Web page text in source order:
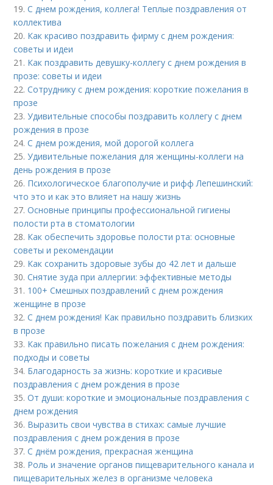
19.С днем рождения, коллега! Теплые поздравления от
коллектива
20. Как красиво поздравить фирму с днем рождения:
советы и идеи
21. Как поздравить девушку-коллегу с днем рождения в
прозе: советы и идеи
22.Сотруднику с днем рождения: короткие пожелания в
прозе
23.Удивительные способы поздравить коллегу с днем
рождения в прозе
24.С днем рождения, мой дорогой коллега
25.Удивительные пожелания для женщины-коллеги на
день рождения в прозе
26. Психологическое благополучие и рифф Лепешинский:
что это и как это влияет на нашу жизнь
27.Основные принципы профессиональной гигиены
полости рта в стоматологии
28. Как обеспечить здоровье полости рта: основные
советы и рекомендации
29. Как сохранить здоровые зубы до 42 лет и дальше
30.Снятие зуда при аллергии: эффективные методы
31. 100+ Смешных поздравлений с днем рождения
женщине в прозе
32.С днем рождения! Как правильно поздравить близких
в прозе
33. Как правильно писать пожелания с днем рождения:
подходы и советы
34. Благодарность за жизнь: короткие и красивые
поздравления с днем рождения в прозе
35.От души: короткие и эмоциональные поздравления с
днем рождения
36. Выразить свои чувства в стихах: самые лучшие
поздравления с днем рождения в прозе
37.С днём рождения, прекрасная женщина
38. Роль и значение органов пищеварительного канала и
пищеварительных желез в организме человека